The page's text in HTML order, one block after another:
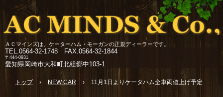
ＡＣマインズは、ケーターハム・モーガンの正規ディーラーです。
TEL.0564-32-1748 FAX.0564-32-1844
〒444-0931
愛知県岡崎市大和町北組郷中103-1
トップ › NEW CAR › 11月1日よりケータハム全車両値上げ予定